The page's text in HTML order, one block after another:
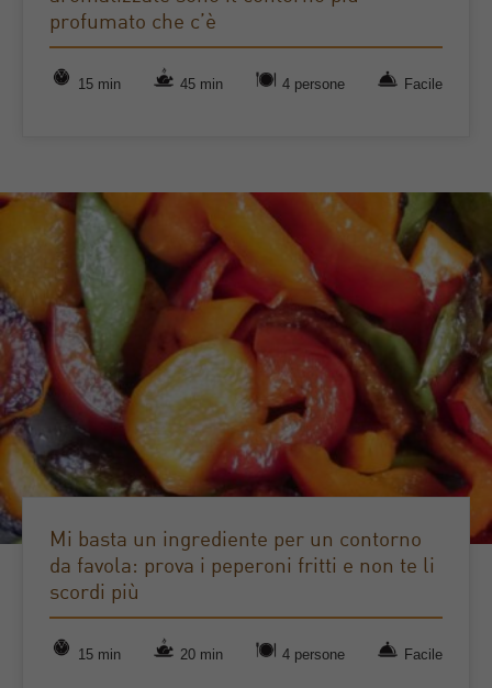
profumato che c’è
15 min 45 min 4 persone Facile
Mi basta un ingrediente per un contorno
da favola: prova i peperoni fritti e non te li
scordi più
15 min 20 min 4 persone Facile